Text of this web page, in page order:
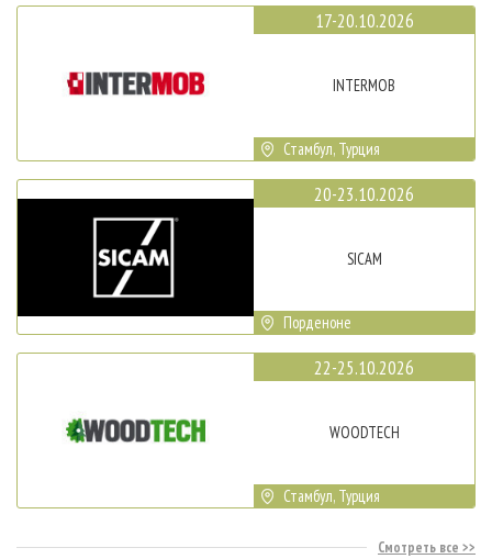
17-20.10.2026
INTERMOB
Стамбул, Турция
20-23.10.2026
SICAM
Порденоне
22-25.10.2026
WOODTECH
Стамбул, Турция
Смотреть все